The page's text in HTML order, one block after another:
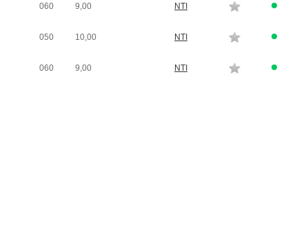
060 9,00 NTI
050 10,00 NTI
060 9,00 NTI